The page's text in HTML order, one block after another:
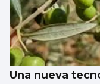
Una nueva